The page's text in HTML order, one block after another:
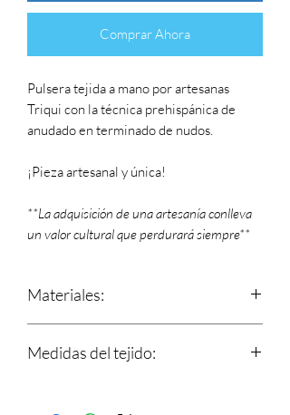
Comprar Ahora
Pulsera tejida a mano por artesanas
Triqui con la técnica prehispánica de
anudado en terminado de nudos.
¡Pieza artesanal y única!
**La adquisición de una artesanía conlleva
un valor cultural que perdurará siempre**
Materiales:
corredizo que se ajusta a tu muñeca.
Medidas del tejido:
Ancho: 7 mm